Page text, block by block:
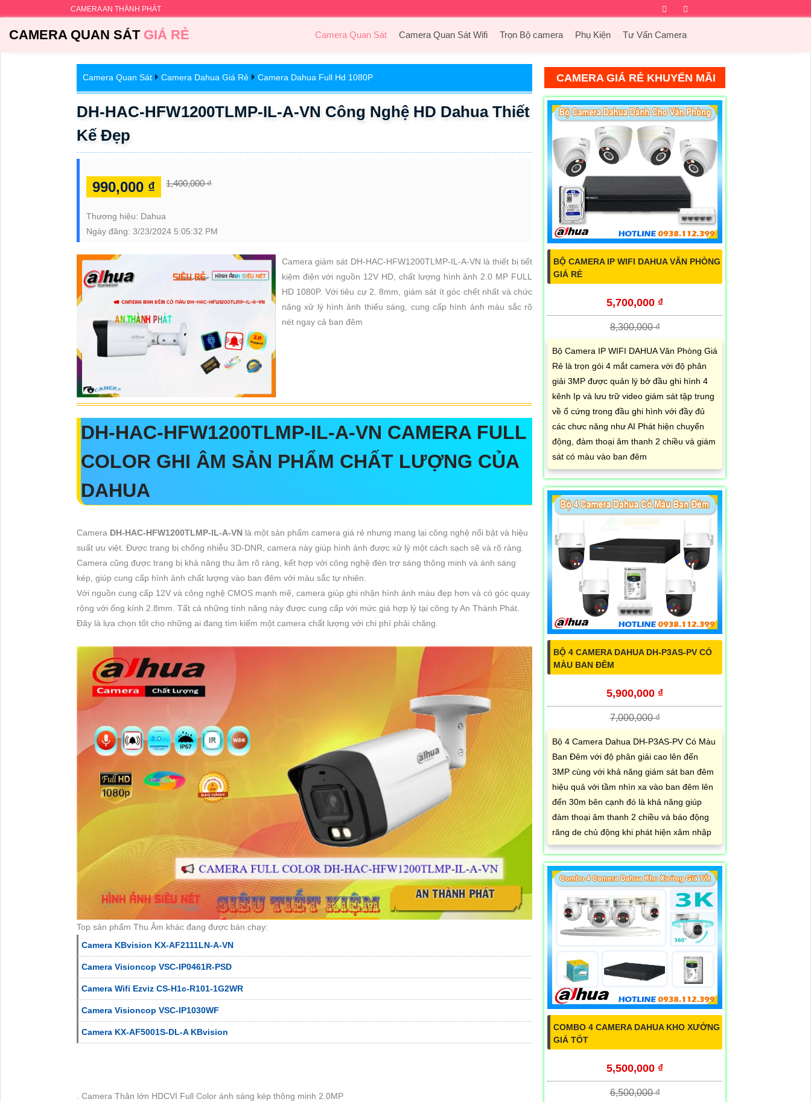
CAMERA AN THÀNH PHÁT Facebook
CAMERA QUAN SÁTGIÁ RẺ Camera Quan Sát Camera Quan Sát Wifi Trọn Bộ camera Phụ Kiện Tư Vấn Camera
Camera Quan Sát Camera Dahua Giá Rẻ Camera Dahua Full Hd 1080P
DH-HAC-HFW1200TLMP-IL-A-VN Công Nghệ HD Dahua Thiết
Kế Đẹp
990,000 ₫ 1,400,000 ₫
Thương hiệu: Dahua
Ngày đăng: 3/23/2024 5:05:32 PM
Camera giám sát DH-HAC-HFW1200TLMP-IL-A-VN là thiết bị tiết
kiệm điện với nguồn 12V HD, chất lượng hình ảnh 2.0 MP FULL
HD 1080P. Với tiêu cự 2. 8mm, giám sát ít góc chết nhất và chức
năng xử lý hình ảnh thiếu sáng, cung cấp hình ảnh màu sắc rõ
nét ngay cả ban đêm
DH-HAC-HFW1200TLMP-IL-A-VN CAMERA FULL
COLOR GHI ÂM SẢN PHẨM CHẤT LƯỢNG CỦA
DAHUA
Camera DH-HAC-HFW1200TLMP-IL-A-VN là một sản phẩm camera giá rẻ nhưng mang lại công nghệ nổi bật và hiệu
suất ưu việt. Được trang bị chống nhiễu 3D-DNR, camera này giúp hình ảnh được xử lý một cách sạch sẽ và rõ ràng.
Camera cũng được trang bị khả năng thu âm rõ ràng, kết hợp với công nghệ đèn trợ sáng thông minh và ánh sáng
kép, giúp cung cấp hình ảnh chất lượng vào ban đêm với màu sắc tự nhiên.
Với nguồn cung cấp 12V và công nghệ CMOS mạnh mẽ, camera giúp ghi nhận hình ảnh màu đẹp hơn và có góc quay
rộng với ống kính 2.8mm. Tất cả những tính năng này được cung cấp với mức giá hợp lý tại công ty An Thành Phát.
Đây là lựa chọn tốt cho những ai đang tìm kiếm một camera chất lượng với chi phí phải chăng.
Top sản phẩm Thu Âm khác đang được bán chạy:
Camera KBvision KX-AF2111LN-A-VN
Camera Visioncop VSC-IP0461R-PSD
Camera Wifi Ezviz CS-H1c-R101-1G2WR
Camera Visioncop VSC-IP1030WF
Camera KX-AF5001S-DL-A KBvision
. Camera Thân lớn HDCVI Full Color ánh sáng kép thông minh 2.0MP
CAMERA GIÁ RẺ KHUYẾN MÃI
BỘ CAMERA IP WIFI DAHUA VĂN PHÒNG
GIÁ RẺ
5,700,000 ₫
8,300,000 ₫
Bộ Camera IP WIFI DAHUA Văn Phòng Giá
Rẻ là trọn gói 4 mắt camera với độ phân
giải 3MP được quản lý bở đầu ghi hình 4
kênh Ip và lưu trữ video giám sát tập trung
về ổ cứng trong đầu ghi hình với đầy đủ
các chưc năng như AI Phát hiện chuyển
động, đàm thoại âm thanh 2 chiều và giám
sát có màu vào ban đêm
BỘ 4 CAMERA DAHUA DH-P3AS-PV CÓ
MÀU BAN ĐÊM
5,900,000 ₫
7,000,000 ₫
Bộ 4 Camera Dahua DH-P3AS-PV Có Màu
Ban Đêm với độ phân giải cao lên đến
3MP cùng với khả năng giám sát ban đêm
hiệu quả với tầm nhìn xa vào ban đêm lên
đến 30m bên cạnh đó là khả năng giúp
đàm thoại âm thanh 2 chiều và báo động
răng de chủ động khi phát hiện xâm nhập
COMBO 4 CAMERA DAHUA KHO XƯỞNG
GIÁ TỐT
5,500,000 ₫
6,500,000 ₫